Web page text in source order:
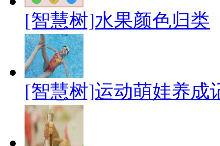
[智慧树]水果颜色归类
[智慧树]运动萌娃养成